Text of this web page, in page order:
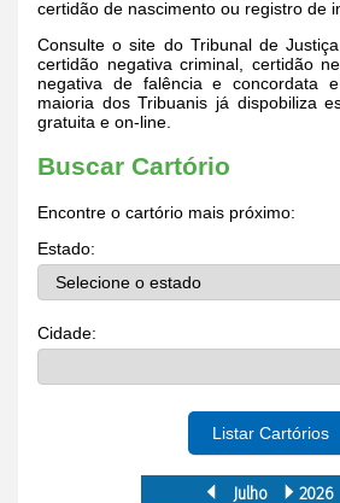
certidão de nascimento ou registro de
Consulte o site do Tribunal de
certidão negativa criminal, certidão
negativa de falência e concordata
maioria dos Tribuanis já dispobiliza
gratuita e on-line.
Buscar Cartório
Encontre o cartório mais próximo:
Estado:
Cidade:
Listar Cartórios